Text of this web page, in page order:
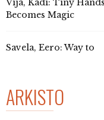
Vija, Kadi: Tiny
Becomes Magic
Savela, Eero: Way to
ARKISTO